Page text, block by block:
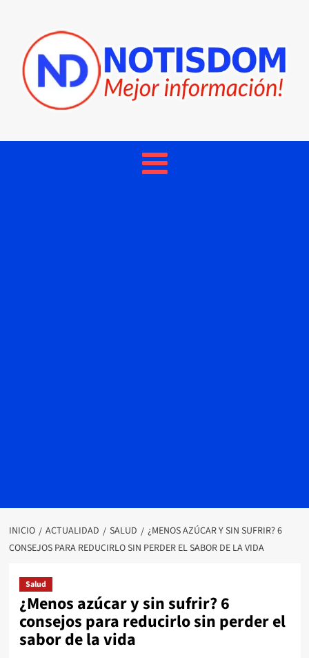
INICIO ACTUALIDAD SALUD
¿MENOS AZÚCAR Y SIN SUFRIR? 6
CONSEJOS PARA REDUCIRLO SIN PERDER EL SABOR DE LA VIDA
Salud
¿Menos azúcar y sin sufrir? 6
consejos para reducirlo sin perder el
sabor de la vida